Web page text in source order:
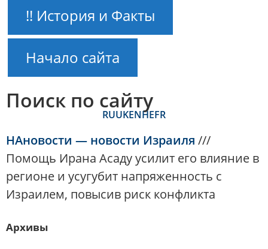
!! История и Факты
Начало сайта
Поиск по сайту
RUUKENHEFR
НАновости — новости Израиля ///
Помощь Ирана Асаду усилит его влияние в
регионе и усугубит напряженность с
Израилем, повысив риск конфликта
Архивы